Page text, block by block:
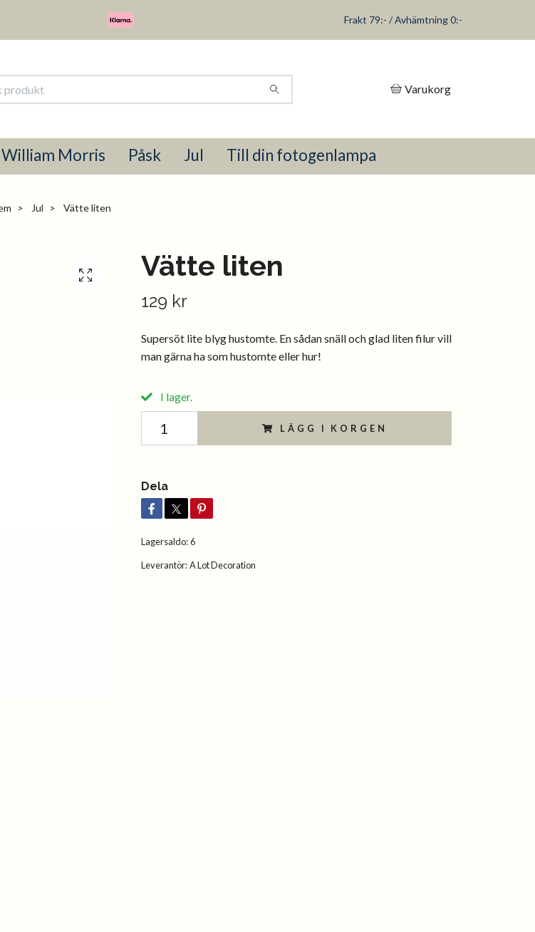
Frakt 79:- / Avhämtning 0:-
Varukorg
William Morris Påsk Jul Till din fotogenlampa
Jul Vätte liten
Vätte liten
129 kr
Supersöt lite blyg hustomte. En sådan snäll och glad liten filur vill
man gärna ha som hustomte eller hur!
I lager.
LÄGG I KORGEN
Dela
Lagersaldo:6
Leverantör:A Lot Decoration